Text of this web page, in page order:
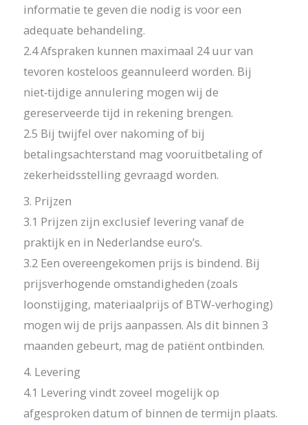
informatie te geven die nodig is voor een
adequate behandeling.
2.4 Afspraken kunnen maximaal 24 uur van
tevoren kosteloos geannuleerd worden. Bij
niet‑tijdige annulering mogen wij de
gereserveerde tijd in rekening brengen.
2.5 Bij twijfel over nakoming of bij
betalingsachterstand mag vooruitbetaling of
zekerheidsstelling gevraagd worden.
3. Prijzen
3.1 Prijzen zijn exclusief levering vanaf de
praktijk en in Nederlandse euro’s.
3.2 Een overeengekomen prijs is bindend. Bij
prijsverhogende omstandigheden (zoals
loonstijging, materiaalprijs of BTW-verhoging)
mogen wij de prijs aanpassen. Als dit binnen 3
maanden gebeurt, mag de patiënt ontbinden.
4. Levering
4.1 Levering vindt zoveel mogelijk op
afgesproken datum of binnen de termijn plaats.